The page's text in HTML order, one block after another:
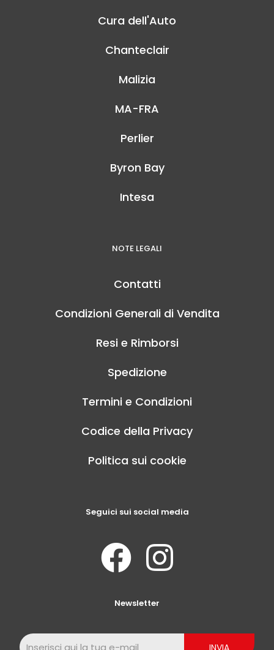
Cura dell'Auto
Chanteclair
Malizia
MA-FRA
Perlier
Byron Bay
Intesa
NOTE LEGALI
Contatti
Condizioni Generali di Vendita
Resi e Rimborsi
Spedizione
Termini e Condizioni
Codice della Privacy
Politica sui cookie
Seguici sui social media
Newsletter